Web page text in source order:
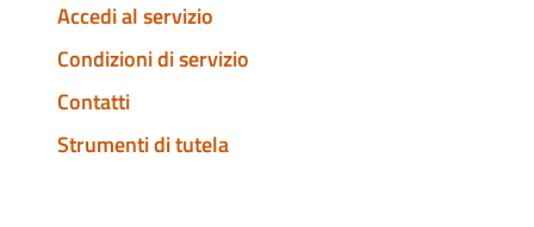
Accedi al servizio
Condizioni di servizio
Contatti
Strumenti di tutela